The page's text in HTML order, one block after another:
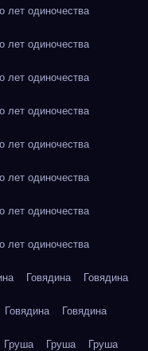
лет одиночества
лет одиночества
лет одиночества
лет одиночества
лет одиночества
лет одиночества
лет одиночества
лет одиночества
Говядина Говядина
Говядина Говядина
Груша Груша Груша